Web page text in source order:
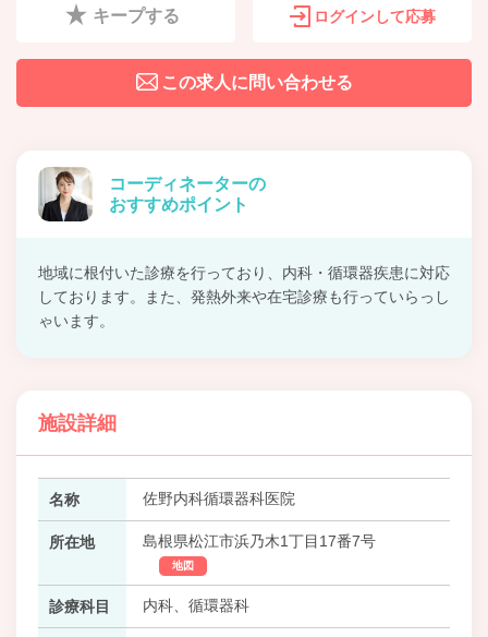
キープする ログインして応募
この求人に問い合わせる
コーディネーターの
おすすめポイント
地域に根付いた診療を行っており、内科・循環器疾患に対応
しております。また、発熱外来や在宅診療も行っていらっし
ゃいます。
施設詳細
名称 佐野内科循環器科医院
所在地 島根県松江市浜乃木1丁目17番7号
地図
診療科目 内科、循環器科